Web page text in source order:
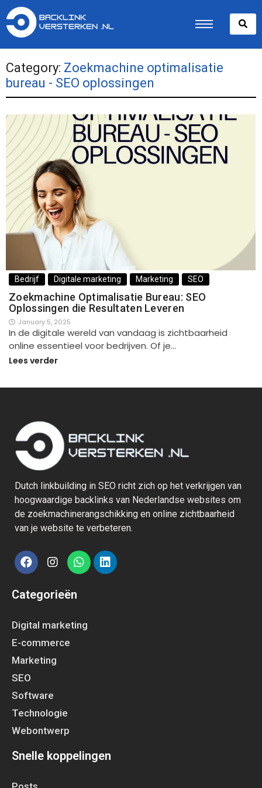
Category: Zoekmachine optimalisatie
bureau - SEO oplossingen
Bedrijf Digitale marketing Marketing SEO
Zoekmachine Optimalisatie Bureau: SEO
Oplossingen die Resultaten Leveren
January 5, 2025
In de digitale wereld van vandaag is zichtbaarheid
online essentieel voor bedrijven. Of je…
Lees verder
Dutch linkbuilding in SEO richt zich op het verkrijgen van
hoogwaardige backlinks van Nederlandse websites om
de zoekmachinerangschikking en online zichtbaarheid
van je website te verbeteren.
Categorieën
Digital marketing
E-commerce
Marketing
SEO
Software
Technologie
Webontwerp
Snelle koppelingen